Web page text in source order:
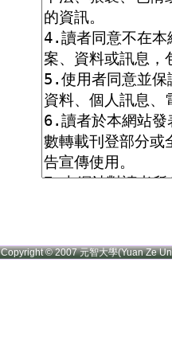
Copyright © 2007 元智大學(Yuan Ze